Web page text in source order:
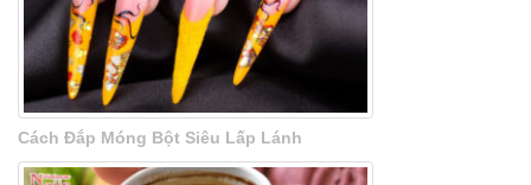
Cách Đắp Móng Bột Siêu Lấp Lánh